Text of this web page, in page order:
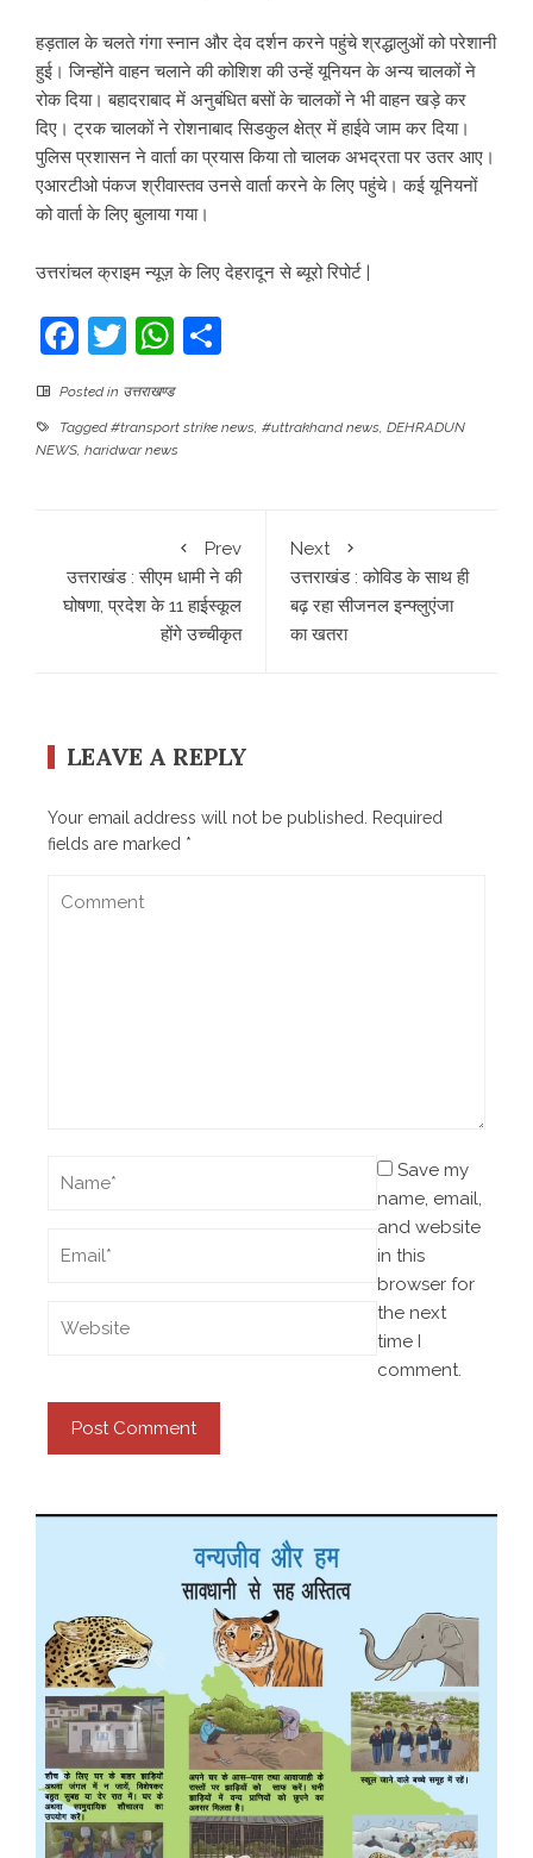
हड़ताल के चलते गंगा स्नान और देव दर्शन करने पहुंचे श्रद्धालुओं को परेशानी
हुई। जिन्होंने वाहन चलाने की कोशिश की उन्हें यूनियन के अन्य चालकों ने
रोक दिया। बहादराबाद में अनुबंधित बसों के चालकों ने भी वाहन खड़े कर
दिए। ट्रक चालकों ने रोशनाबाद सिडकुल क्षेत्र में हाईवे जाम कर दिया।
पुलिस प्रशासन ने वार्ता का प्रयास किया तो चालक अभद्रता पर उतर आए।
एआरटीओ पंकज श्रीवास्तव उनसे वार्ता करने के लिए पहुंचे। कई यूनियनों
को वार्ता के लिए बुलाया गया।
उत्तरांचल क्राइम न्यूज़ के लिए देहरादून से ब्यूरो रिपोर्ट |
Facebook
TwitterWhatsApp
Posted in उत्तराखण्ड
Tagged#transport strike news, #uttrakhand news, DEHRADUN
NEWS, haridwar news
Prev
उत्तराखंड : सीएम धामी ने की
घोषणा, प्रदेश के 11 हाईस्कूल
होंगे उच्चीकृत
Next
उत्तराखंड : कोविड के साथ ही
बढ़ रहा सीजनल इन्फ्लुएंजा
का खतरा
LEAVE A REPLY
Your email address will not be published.
Required
fields are marked *
Save my
name, email,
and website
in this
browser for
the next
time I
comment.